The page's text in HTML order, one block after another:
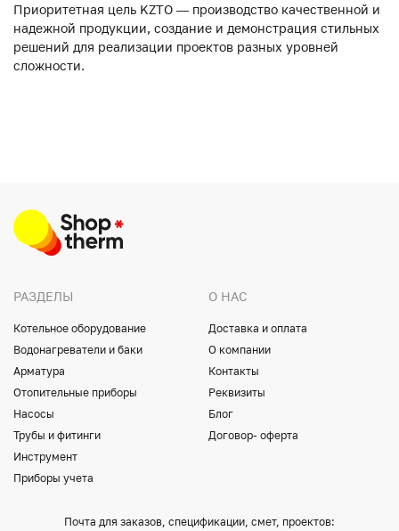
Приоритетная цель KZTO — производство качественной и
надежной продукции, создание и демонстрация стильных
решений для реализации проектов разных уровней
сложности.
РАЗДЕЛЫ
Котельное оборудование
Водонагреватели и баки
Арматура
Отопительные приборы
Насосы
Трубы и фитинги
Инструмент
Приборы учета
О НАС
Доставка и оплата
О компании
Контакты
Реквизиты
Блог
Договор- оферта
Почта для заказов, спецификации, смет, проектов: